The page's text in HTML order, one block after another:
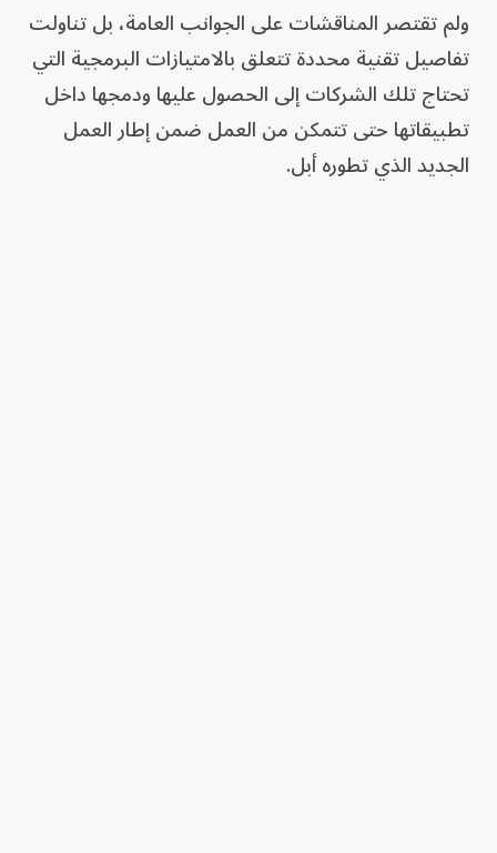
ولم تقتصر المناقشات على الجوانب العامة، بل تناولت
تفاصيل تقنية محددة تتعلق بالامتيازات البرمجية التي
تحتاج تلك الشركات إلى الحصول عليها ودمجها داخل
تطبيقاتها حتى تتمكن من العمل ضمن إطار العمل
الجديد الذي تطوره أبل.